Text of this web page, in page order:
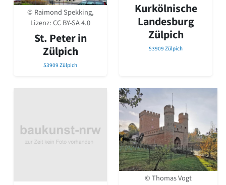
© Raimond Spekking,
Lizenz:CC BY-SA 4.0
St. Peter in
Zülpich
53909 Zülpich
Kurkölnische
Landesburg
Zülpich
53909 Zülpich
© Thomas Vogt